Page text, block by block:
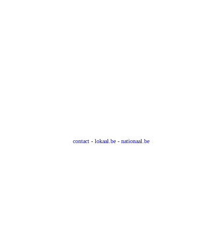
contact - lokaal.be - nationaal.be